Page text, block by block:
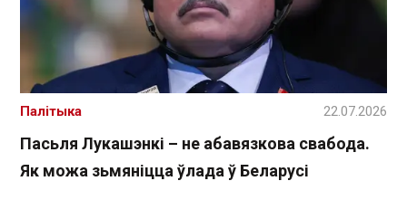
Пасьля Лукашэнкі – не абавязкова свабода.
Як можа зьмяніцца ўлада ў Беларусі
Палітыка 22.07.2026